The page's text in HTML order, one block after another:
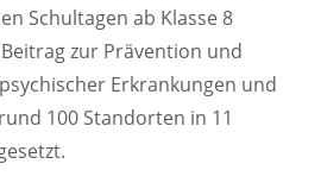
Schultagen ab Klasse 8
zur Prävention und
Erkrankungen und
100 Standorten in 11